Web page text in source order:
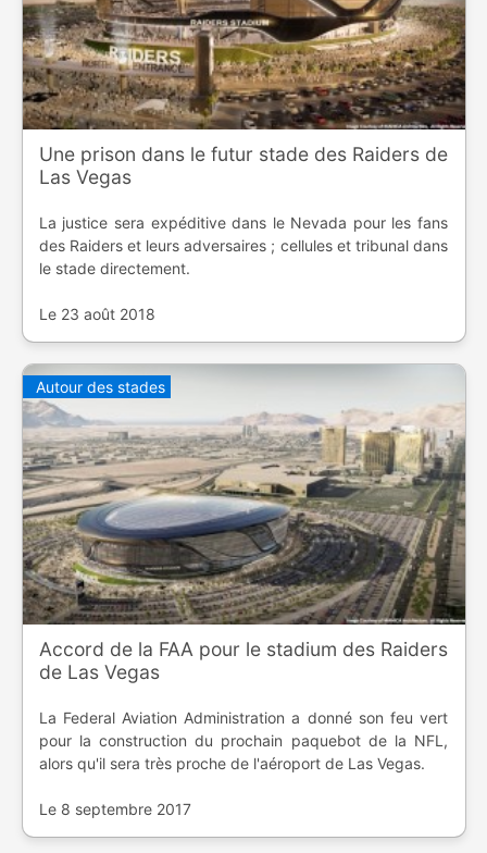
Une prison dans le futur stade des Raiders de
Las Vegas
La justice sera expéditive dans le Nevada pour les fans
des Raiders et leurs adversaires ; cellules et tribunal dans
le stade directement.
Le 23 août 2018
Autour des stades
Accord de la FAA pour le stadium des Raiders
de Las Vegas
La Federal Aviation Administration a donné son feu vert
pour la construction du prochain paquebot de la NFL,
alors qu'il sera très proche de l'aéroport de Las Vegas.
Le 8 septembre 2017